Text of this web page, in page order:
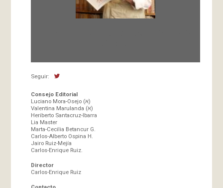
Seguir:
Consejo Editorial
Luciano Mora-Osejo (א)
Valentina Marulanda (א)
Heriberto Santacruz-Ibarra
Lia Master
Marta-Cecilia Betancur G.
Carlos-Alberto Ospina H.
Jairo Ruiz-Mejía
Carlos-Enrique Ruiz.
Director
Carlos-Enrique Ruiz